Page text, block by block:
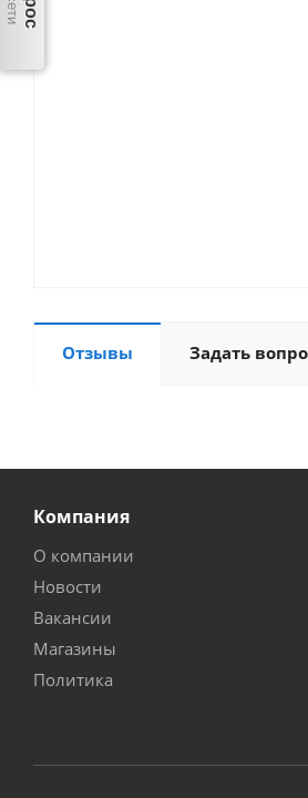
Отзывы Задать
Компания
О компании
Новости
Вакансии
Магазины
Политика